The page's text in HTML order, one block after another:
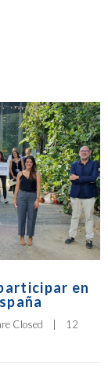
en
Closed
12